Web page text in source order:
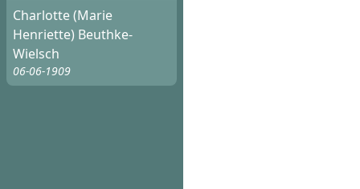
Charlotte (Marie
Henriette) Beuthke-
Wielsch
06-06-1909